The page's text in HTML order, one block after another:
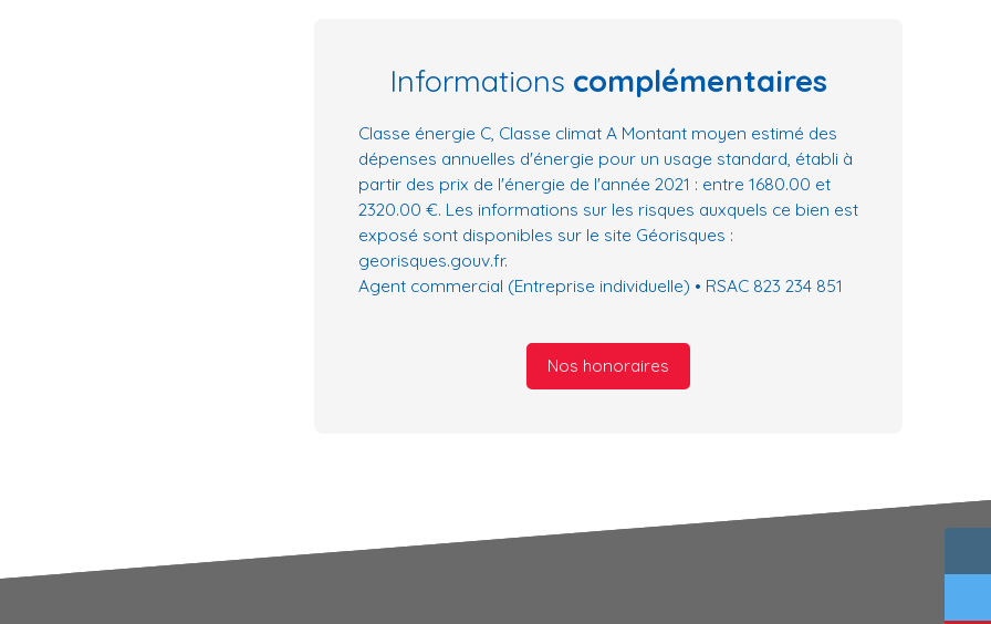
Informations complémentaires
Classe énergie C, Classe climat A Montant moyen estimé des
dépenses annuelles d'énergie pour un usage standard, établi à
partir des prix de l'énergie de l'année 2021 : entre 1680.00 et
2320.00 €. Les informations sur les risques auxquels ce bien est
exposé sont disponibles sur le site Géorisques :
georisques.gouv.fr.
Agent commercial (Entreprise individuelle) • RSAC 823 234 851
Nos honoraires